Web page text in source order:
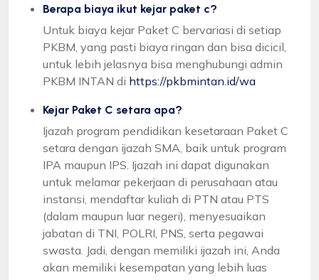
Berapa biaya ikut kejar paket c?
Untuk biaya kejar Paket C bervariasi di setiap
PKBM, yang pasti biaya ringan dan bisa dicicil,
untuk lebih jelasnya bisa menghubungi admin
PKBM INTAN di https://pkbmintan.id/wa
Kejar Paket C setara apa?
Ijazah program pendidikan kesetaraan Paket C
setara dengan ijazah SMA, baik untuk program
IPA maupun IPS. Ijazah ini dapat digunakan
untuk melamar pekerjaan di perusahaan atau
instansi, mendaftar kuliah di PTN atau PTS
(dalam maupun luar negeri), menyesuaikan
jabatan di TNI, POLRI, PNS, serta pegawai
swasta. Jadi, dengan memiliki ijazah ini, Anda
akan memiliki kesempatan yang lebih luas